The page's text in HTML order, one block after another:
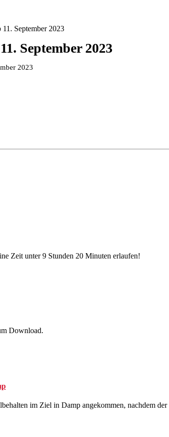
September 2023
September 2023
2023
Zeit unter 9 Stunden 20 Minuten erlaufen!
Download.
im Ziel in Damp angekommen, nachdem